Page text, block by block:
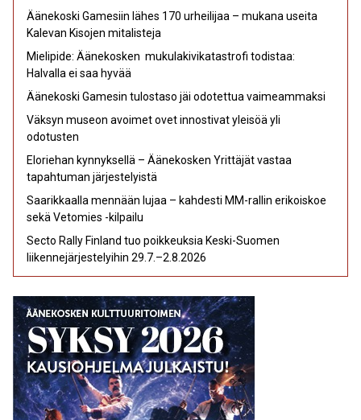
Äänekoski Gamesiin lähes 170 urheilijaa – mukana useita
Kalevan Kisojen mitalisteja
Mielipide: Äänekosken mukulakivikatastrofi todistaa:
Halvalla ei saa hyvää
Äänekoski Gamesin tulostaso jäi odotettua vaimeammaksi
Väksyn museon avoimet ovet innostivat yleisöä yli
odotusten
Eloriehan kynnyksellä – Äänekosken Yrittäjät vastaa
tapahtuman järjestelyistä
Saarikkaalla mennään lujaa – kahdesti MM-rallin erikoiskoe
sekä Vetomies -kilpailu
Secto Rally Finland tuo poikkeuksia Keski-Suomen
liikennejärjestelyihin 29.7.–2.8.2026